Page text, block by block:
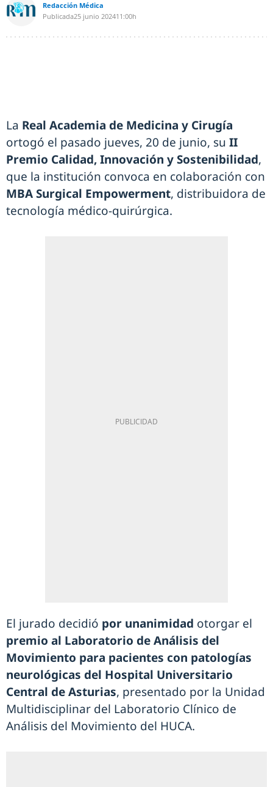
Redacción Médica
Publicada25 junio 202411:00h
La Real Academia de Medicina y Cirugía
ortogó el pasado jueves, 20 de junio, su II
Premio Calidad, Innovación y Sostenibilidad,
que la institución convoca en colaboración con
MBA Surgical Empowerment, distribuidora de
tecnología médico-quirúrgica.
El jurado decidió por unanimidad otorgar el
premio al Laboratorio de Análisis del
Movimiento para pacientes con patologías
neurológicas del Hospital Universitario
Central de Asturias, presentado por la Unidad
Multidisciplinar del Laboratorio Clínico de
Análisis del Movimiento del HUCA.